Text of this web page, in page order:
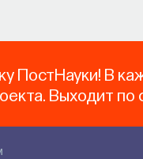
ПостНауки! В
Выходит по